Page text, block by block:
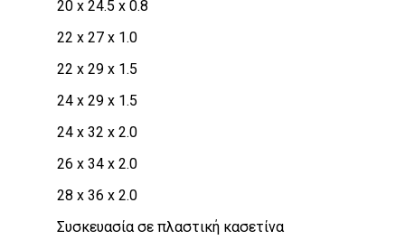
20 x 24.5 x 0.8
22 x 27 x 1.0
22 x 29 x 1.5
24 x 29 x 1.5
24 x 32 x 2.0
26 x 34 x 2.0
28 x 36 x 2.0
Συσκευασία σε πλαστική κασετίνα